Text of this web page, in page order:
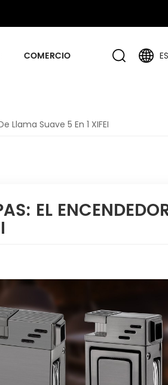
COMERCIO
Llama Suave 5 En 1 XIFEI
EL